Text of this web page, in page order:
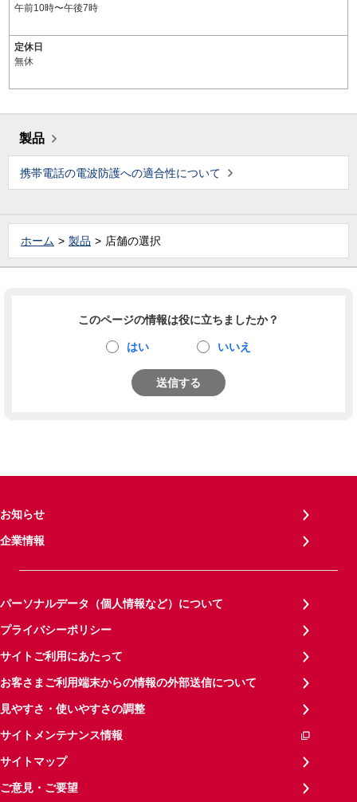
午前10時〜午後7時
定休日
無休
製品
携帯電話の電波防護への適合性について
ホーム 製品 店舗の選択
このページの情報は役に立ちましたか？
はい いいえ
送信する
お知らせ
企業情報
パーソナルデータ（個人情報など）について
プライバシーポリシー
サイトご利用にあたって
お客さまご利用端末からの情報の外部送信について
見やすさ・使いやすさの調整
サイトメンテナンス情報
サイトマップ
ご意見・ご要望